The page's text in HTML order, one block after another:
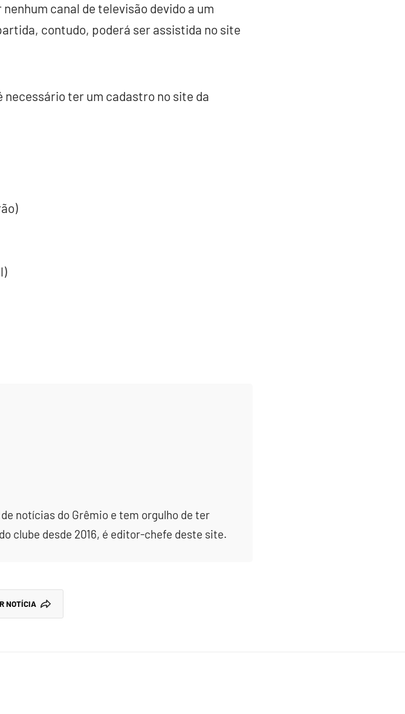
canal de televisão devido a um
contudo, poderá ser assistida no site
necessário ter um cadastro no site da
notícias do Grêmio e tem orgulho de ter
clube desde 2016, é editor-chefe deste site.
NOTÍCIA